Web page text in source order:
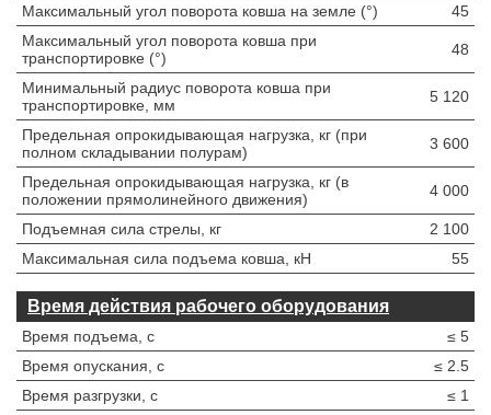
Максимальный угол поворота ковша на земле (°)
45
Максимальный угол поворота ковша при
транспортировке (°)
48
Минимальный радиус поворота ковша при
транспортировке, мм
5 120
Предельная опрокидывающая нагрузка, кг (при
полном складывании полурам)
3 600
Предельная опрокидывающая нагрузка, кг (в
положении прямолинейного движения)
4 000
Подъемная сила стрелы, кг
2 100
Максимальная сила подъема ковша, кН
55
Время действия рабочего оборудования
Время подъема, с
≤ 5
Время опускания, с
≤ 2.5
Время разгрузки, с
≤ 1